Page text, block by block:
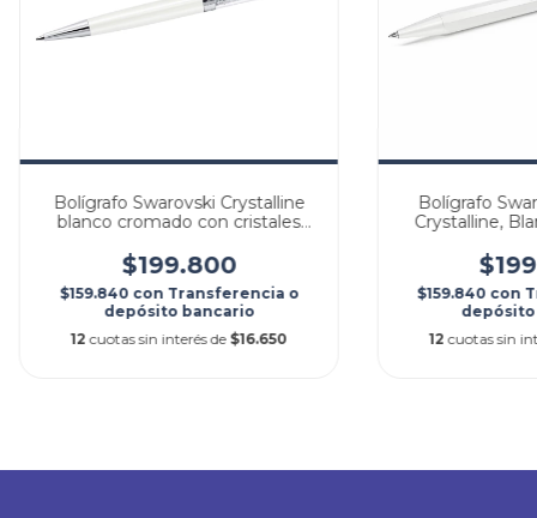
Bolígrafo Swarovski Crystalline
blanco cromado con cristales
$199.800
$159.840 con Transferencia o
depósito bancario
12 cuotas sin interés de $16.650
Bolígrafo
Crystalline,
$159.840 con
12 cuotas sin